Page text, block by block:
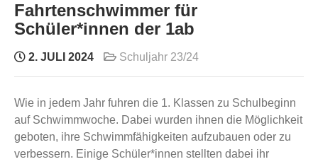
Fahrtenschwimmer für
Schüler*innen der 1ab
2. JULI 2024 Schuljahr 23/24
Wie in jedem Jahr fuhren die 1. Klassen zu Schulbeginn
auf Schwimmwoche. Dabei wurden ihnen die Möglichkeit
geboten, ihre Schwimmfähigkeiten aufzubauen oder zu
verbessern. Einige Schüler*innen stellten dabei ihr